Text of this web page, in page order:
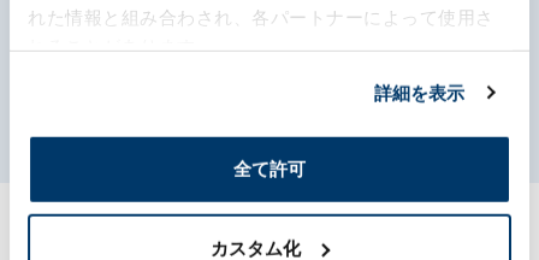
れた情報と組み合わされ、各パートナーによって使用さ
詳細を表示
全て許可
カスタム化
Policies concerning personal information